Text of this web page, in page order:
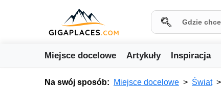
Miejsce docelowe Artykuły Inspiracja
Na swój sposób: Miejsce docelowe Świat